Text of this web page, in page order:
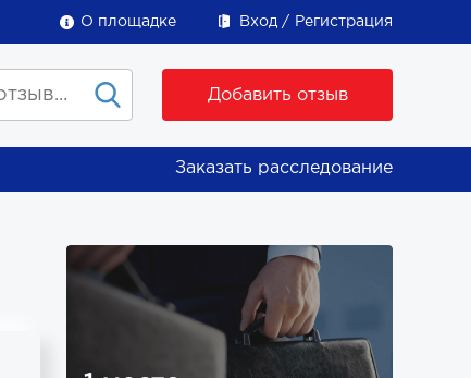
О площадке Вход Регистрация
Добавить отзыв
Заказать расследование